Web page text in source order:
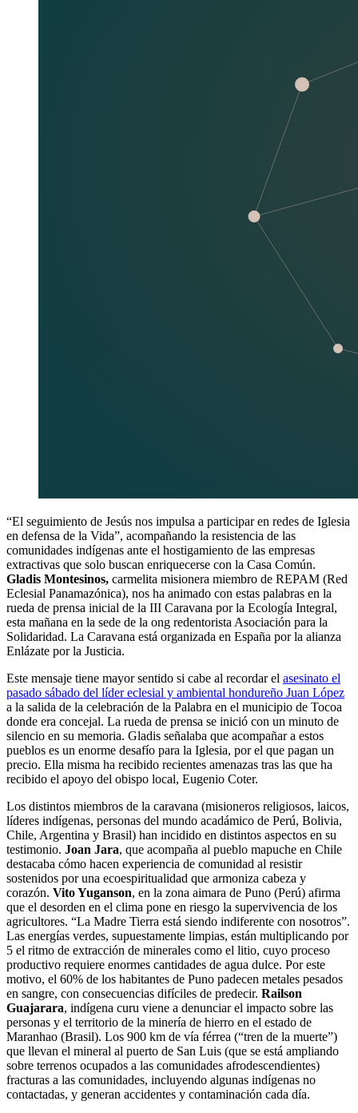
“El seguimiento de Jesús nos impulsa a participar en redes de Iglesia
en defensa de la Vida”, acompañando la resistencia de las
comunidades indígenas ante el hostigamiento de las empresas
extractivas que solo buscan enriquecerse con la Casa Común.
Gladis Montesinos, carmelita misionera miembro de REPAM (Red
Eclesial Panamazónica), nos ha animado con estas palabras en la
rueda de prensa inicial de la III Caravana por la Ecología Integral,
esta mañana en la sede de la ong redentorista Asociación para la
Solidaridad. La Caravana está organizada en España por la alianza
Enlázate por la Justicia.
Este mensaje tiene mayor sentido si cabe al recordar el asesinato el
pasado sábado del líder eclesial y ambiental hondureño Juan López
a la salida de la celebración de la Palabra en el municipio de Tocoa
donde era concejal. La rueda de prensa se inició con un minuto de
silencio en su memoria. Gladis señalaba que acompañar a estos
pueblos es un enorme desafío para la Iglesia, por el que pagan un
precio. Ella misma ha recibido recientes amenazas tras las que ha
recibido el apoyo del obispo local, Eugenio Coter.
Los distintos miembros de la caravana (misioneros religiosos, laicos,
líderes indígenas, personas del mundo acadámico de Perú, Bolivia,
Chile, Argentina y Brasil) han incidido en distintos aspectos en su
testimonio. Joan Jara, que acompaña al pueblo mapuche en Chile
destacaba cómo hacen experiencia de comunidad al resistir
sostenidos por una ecoespiritualidad que armoniza cabeza y
corazón. Vito Yuganson, en la zona aimara de Puno (Perú) afirma
que el desorden en el clima pone en riesgo la supervivencia de los
agricultores. “La Madre Tierra está siendo indiferente con nosotros”.
Las energías verdes, supuestamente limpias, están multiplicando por
5 el ritmo de extracción de minerales como el litio, cuyo proceso
productivo requiere enormes cantidades de agua dulce. Por este
motivo, el 60% de los habitantes de Puno padecen metales pesados
en sangre, con consecuencias difíciles de predecir. Railson
Guajarara, indígena curu viene a denunciar el impacto sobre las
personas y el territorio de la minería de hierro en el estado de
Maranhao (Brasil). Los 900 km de vía férrea (“tren de la muerte”)
que llevan el mineral al puerto de San Luis (que se está ampliando
sobre terrenos ocupados a las comunidades afrodescendientes)
fracturas a las comunidades, incluyendo algunas indígenas no
contactadas, y generan accidentes y contaminación cada día.